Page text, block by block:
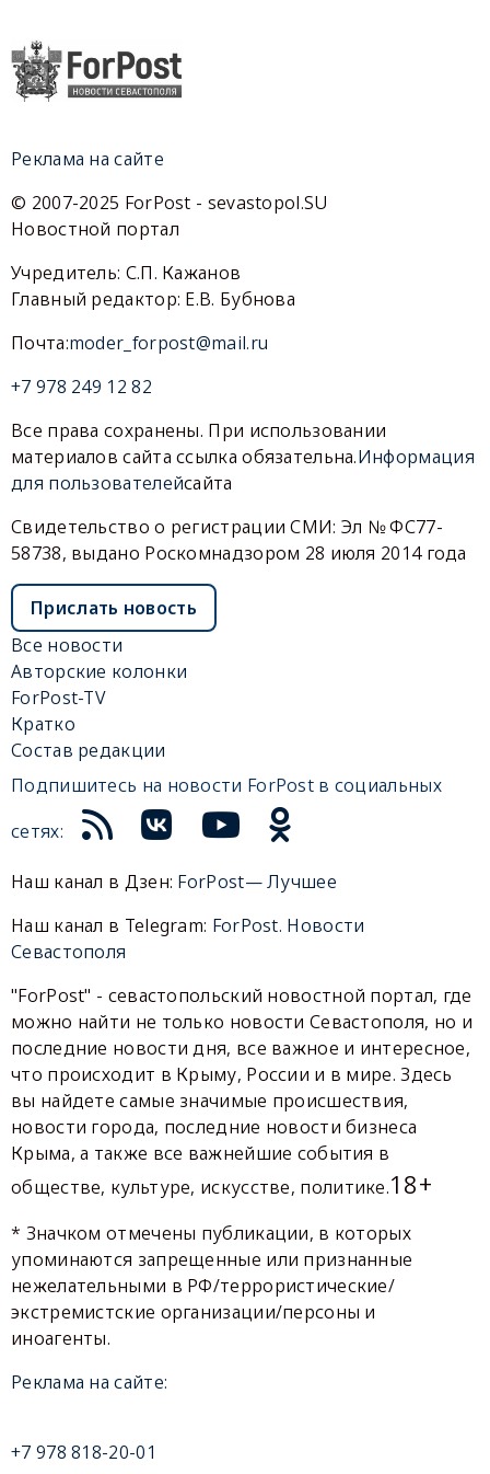
Реклама на сайте
© 2007-2025 ForPost - sevastopol.SU
Новостной портал
Учредитель: С.П. Кажанов
Главный редактор: Е.В. Бубнова
Почта:moder_forpost@mail.ru
+7 978 249 12 82
Все права сохранены. При использовании
материалов сайта ссылка обязательна.Информация
для пользователейсайта
Свидетельство о регистрации СМИ: Эл № ФС77-
58738, выдано Роскомнадзором 28 июля 2014 года
Прислать новость
Все новости
Авторские колонки
ForPost-TV
Кратко
Состав редакции
Подпишитесь на новости ForPost в социальных
сетях:
Наш канал в Дзен: ForPost— Лучшее
Наш канал в Telegram: ForPost. Новости
Севастополя
"ForPost" - севастопольский новостной портал, где
можно найти не только новости Севастополя, но и
последние новости дня, все важное и интересное,
что происходит в Крыму, России и в мире. Здесь
вы найдете самые значимые происшествия,
новости города, последние новости бизнеса
Крыма, а также все важнейшие события в
обществе, культуре, искусстве, политике.18+
* Значком отмечены публикации, в которых
упоминаются запрещенные или признанные
нежелательными в РФ/террористические/
экстремистские организации/персоны и
иноагенты.
Реклама на сайте:
+7 978 818-20-01